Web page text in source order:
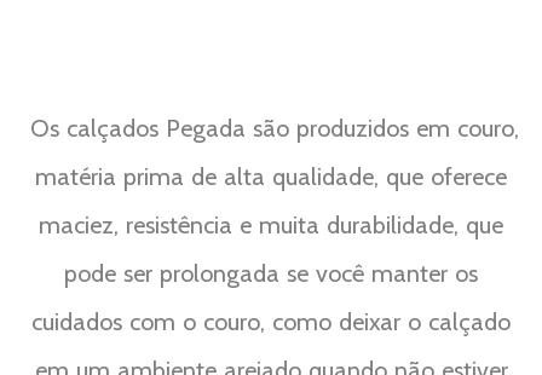
Os calçados Pegada são produzidos em couro,
matéria prima de alta qualidade, que oferece
maciez, resistência e muita durabilidade, que
pode ser prolongada se você manter os
cuidados com o couro, como deixar o calçado